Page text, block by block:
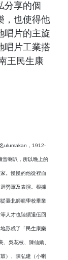
分享的個
，也使得他
唱片的主旋
唱片工業搭
王民生康
ulumakan ， 1912-
音喇叭，所以晚上的
。慢慢的他從裡面
勞軍及表演。根據
臺北師範學校畢業
人才也陸續退伍回
形成了「民生康樂
、吳花枝、陳仙嬌、
）、陳弘建（小喇